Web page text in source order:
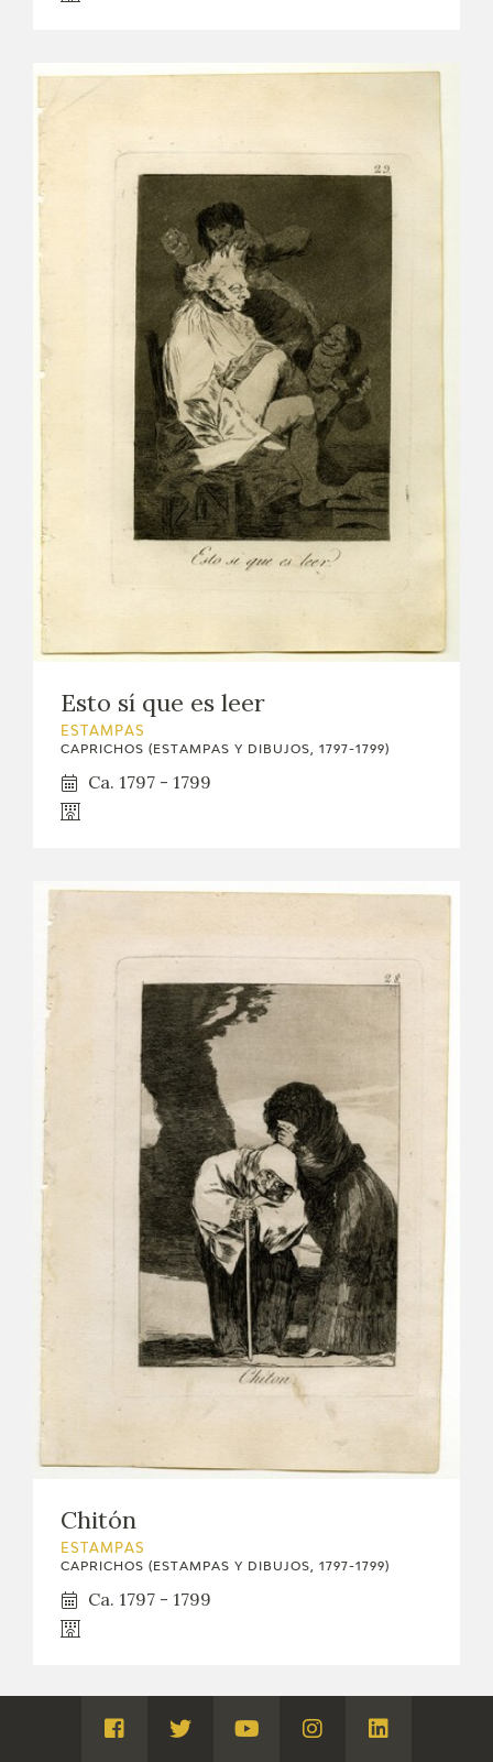
Esto sí que es leer
ESTAMPAS
CAPRICHOS (ESTAMPAS Y DIBUJOS, 1797-1799)
Ca. 1797 - 1799
Chitón
ESTAMPAS
CAPRICHOS (ESTAMPAS Y DIBUJOS, 1797-1799)
Ca. 1797 - 1799
Visita
Visita
Visita
Visita
Visita